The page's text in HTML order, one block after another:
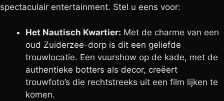
spectaculair entertainment. Stel u eens voor:
Het Nautisch Kwartier: Met de charme van een
oud Zuiderzee-dorp is dit een geliefde
trouwlocatie. Een vuurshow op de kade, met de
authentieke botters als decor, creëert
trouwfoto’s die rechtstreeks uit een film lijken te
komen.